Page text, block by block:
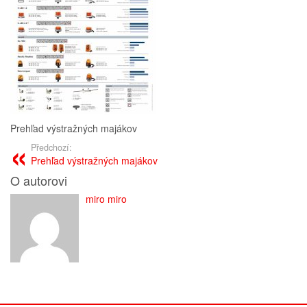
Prehľad výstražných majákov
Předchozí:
Prehľad výstražných majákov
O autorovi
miro miro